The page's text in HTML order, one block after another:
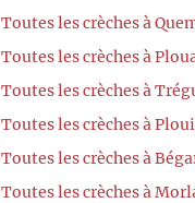
Toutes les crèches à
Toutes les crèches à
Toutes les crèches à
Toutes les crèches à
Toutes les crèches à
Toutes les crèches à